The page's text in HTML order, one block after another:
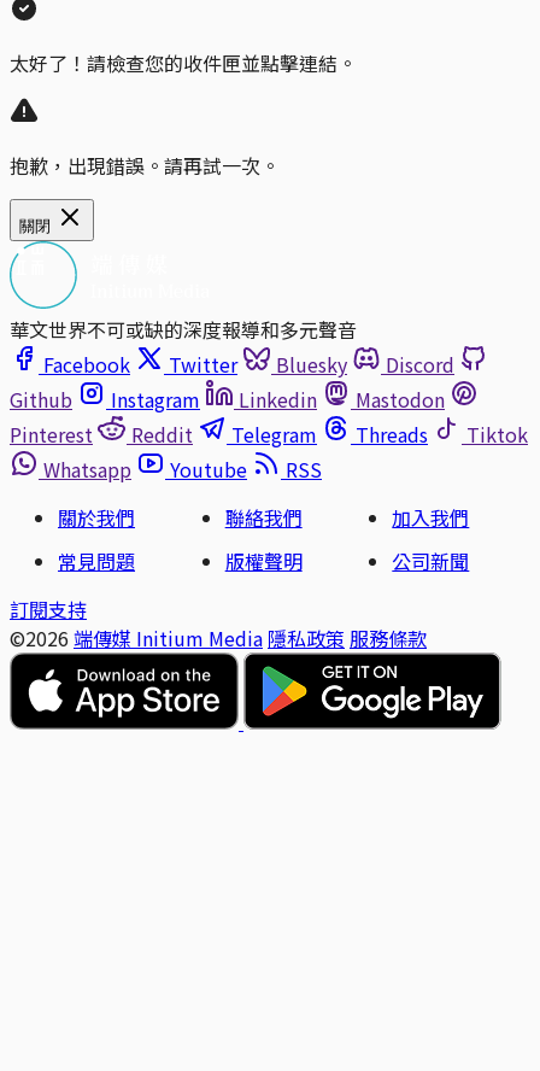
太好了！請檢查您的收件匣並點擊連結。
抱歉，出現錯誤。請再試一次。
關閉
華文世界不可或缺的深度報導和多元聲音
Facebook
Twitter Bluesky
Discord
Github
Instagram Linkedin
Mastodon
Pinterest
Reddit Telegram Threads
Tiktok
Whatsapp
Youtube
RSS
關於我們
聯絡我們
加入我們
常見問題
版權聲明
公司新聞
訂閱支持
©2026 端傳媒 Initium Media 隱私政策 服務條款